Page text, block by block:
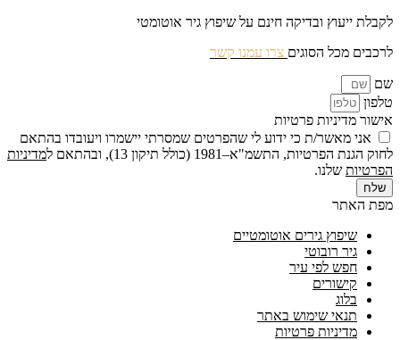
לקבלת ייעוץ ובדיקה חינם על שיפוץ גיר אוטומטי
לרכבים מכל הסוגים צרו עמנו קשר
שם
טלפון
אישור מדיניות פרטיות
אני מאשר/ת כי ידוע לי שהפרטים שמסרתי יישמרו ויעובדו בהתאם
לחוק הגנת הפרטיות, התשמ"א–1981 (כולל תיקון 13), ובהתאם ל
מדיניות
הפרטיות שלנו.
שלח
מפת האתר
שיפוץ גירים אוטומטיים
גיר רובוטי
חפש לפי עיר
קישורים
בלוג
תנאי שימוש באתר
מדיניות פרטיות